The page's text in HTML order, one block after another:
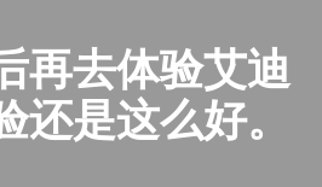
再去体验艾迪
还是这么好。